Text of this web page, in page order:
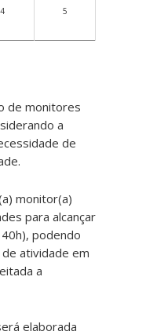
4 5
de monitores
a
de
monitor(a)
para alcançar
podendo
atividade em
a
elaborada